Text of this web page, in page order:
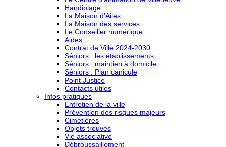
Handiplage
La Maison d’Ailes
La Maison des services
Le Conseiller numérique
Aides
Contrat de Ville 2024-2030
Séniors : les établissements
Séniors : maintien à domicile
Séniors : Plan canicule
Point Justice
Contacts utiles
Infos pratiques
Entretien de la ville
Prévention des risques majeurs
Cimetières
Objets trouvés
Vie associative
Débroussaillement